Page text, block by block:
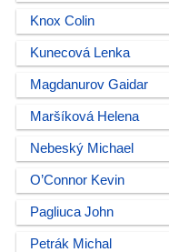
Knox Colin
Kunecová Lenka
Magdanurov Gaidar
Maršíková Helena
Nebeský Michael
O’Connor Kevin
Pagliuca John
Petrák Michal